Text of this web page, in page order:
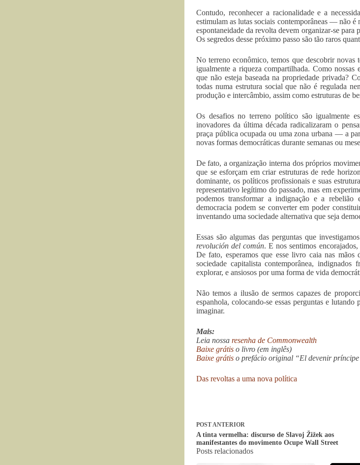
Contudo, reconhecer a racionalidade e a
estimulam as lutas sociais contemporâneas — não
espontaneidade da revolta devem organizar-se
Os segredos desse próximo passo são tão raros
No terreno econômico, temos que descobrir
igualmente a riqueza compartilhada. Como nossas
que não esteja baseada na propriedade privada?
todas numa estrutura social que não é regulada
produção e intercâmbio, assim como estruturas de
Os desafios no terreno político são igualmente
inovadores da última década radicalizaram o
praça pública ocupada ou uma zona urbana — a
novas formas democráticas durante semanas ou
De fato, a organização interna dos próprios
que se esforçam em criar estruturas de rede
dominante, os políticos profissionais e suas
representativo legítimo do passado, mas em
podemos transformar a indignação e a rebelião
democracia podem se converter em poder
inventando uma sociedade alternativa que seja
Essas são algumas das perguntas que
revolución del común. E nos sentimos
De fato, esperamos que esse livro caia nas mãos
sociedade capitalista contemporânea,
explorar, e ansiosos por uma forma de vida
Não temos a ilusão de sermos capazes de
espanhola, colocando-se essas perguntas e
imaginar.
Mais:
Leia nossa resenha de Commonwealth
Baixe grátiso livro (em inglês)
Baixe grátiso prefácio original “El devenir
Das revoltas a uma nova política
POSTANTERIOR
A tinta vermelha: discurso de Slavoj Žižek aos
manifestantes do movimento Ocupe Wall Street
Posts relacionados